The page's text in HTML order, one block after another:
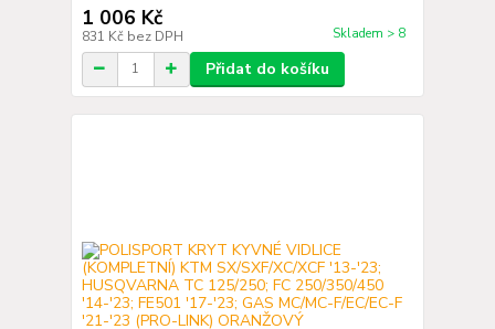
1 006 Kč
831 Kč bez DPH Skladem > 8
Přidat do košíku